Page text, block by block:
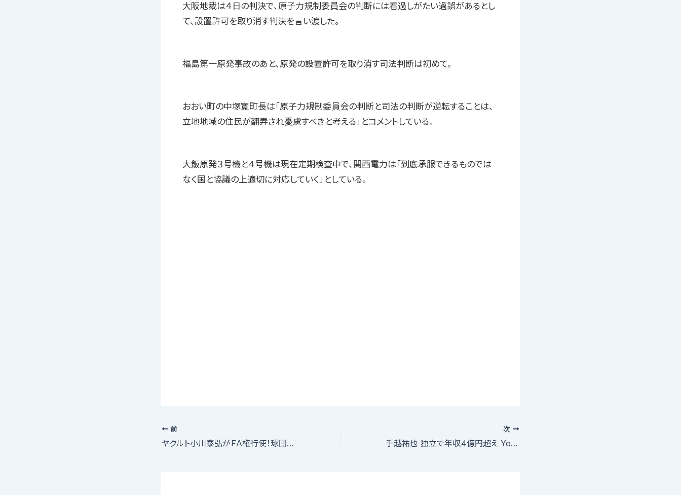
大阪地裁は４日の判決で、原子力規制委員会の判断には看過しがたい過誤があるとし
て、設置許可を取り消す判決を言い渡した。
福島第一原発事故のあと、原発の設置許可を取り消す司法判断は初めて。
おおい町の中塚寛町長は「原子力規制委員会の判断と司法の判断が逆転することは、
立地地域の住民が翻弄され憂慮すべきと考える」とコメントしている。
大飯原発３号機と４号機は現在定期検査中で、関西電力は「到底承服できるものでは
なく国と協議の上適切に対応していく」としている。
前
ヤクルト小川泰弘がＦＡ権行使！球団に意向伝える
次
手越祐也 独立で年収４億円超え YouTube再生数は激減 漂うネタ枯れ感